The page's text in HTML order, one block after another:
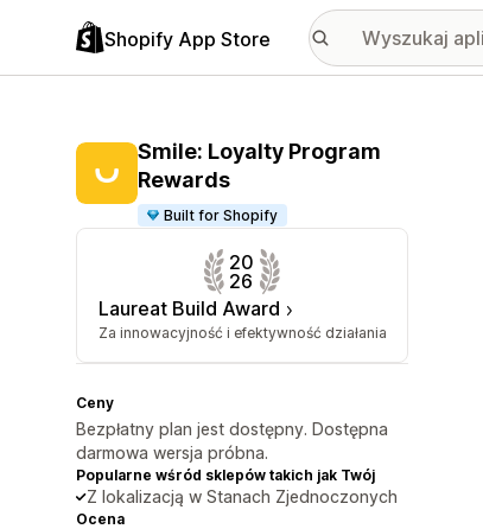
Shopify App Store
Smile: Loyalty Program
Rewards
Built for Shopify
20
26
Laureat Build Award
Za innowacyjność i efektywność działania
Ceny
Bezpłatny plan jest dostępny. Dostępna
darmowa wersja próbna.
Popularne wśród sklepów takich jak Twój
Z lokalizacją w Stanach Zjednoczonych
Ocena